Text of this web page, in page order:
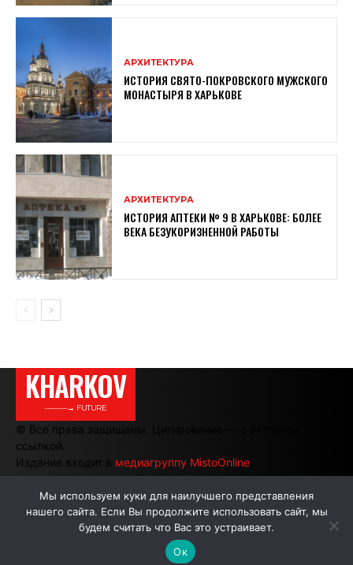
АРХИТЕКТУРА
ИСТОРИЯ СВЯТО-ПОКРОВСКОГО МУЖСКОГО
МОНАСТЫРЯ В ХАРЬКОВЕ
АРХИТЕКТУРА
ИСТОРИЯ АПТЕКИ № 9 В ХАРЬКОВЕ: БОЛЕЕ
ВЕКА БЕЗУКОРИЗНЕННОЙ РАБОТЫ
KHARKOV
———→ FUTURE
© Все права защищены. Цитирование — с активной
ссылкой.
Издание входит в медиагруппу MistoOnline
АВТОРЫ РЕКЛАМА НА САЙТЕ
Мы используем куки для наилучшего представления
нашего сайта. Если Вы продолжите использовать сайт, мы
будем считать что Вас это устраивает.
Ок